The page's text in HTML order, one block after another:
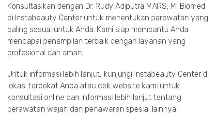
Konsultasikan dengan Dr. Rudy Adiputra MARS, M. Biomed
di Instabeauty Center untuk menentukan perawatan yang
paling sesuai untuk Anda. Kami siap membantu Anda
mencapai penampilan terbaik dengan layanan yang
profesional dan aman.
Untuk informasi lebih lanjut, kunjungi Instabeauty Center di
lokasi terdekat Anda atau cek website kami untuk
konsultasi online dan informasi lebih lanjut tentang
perawatan wajah dan penawaran spesial lainnya.